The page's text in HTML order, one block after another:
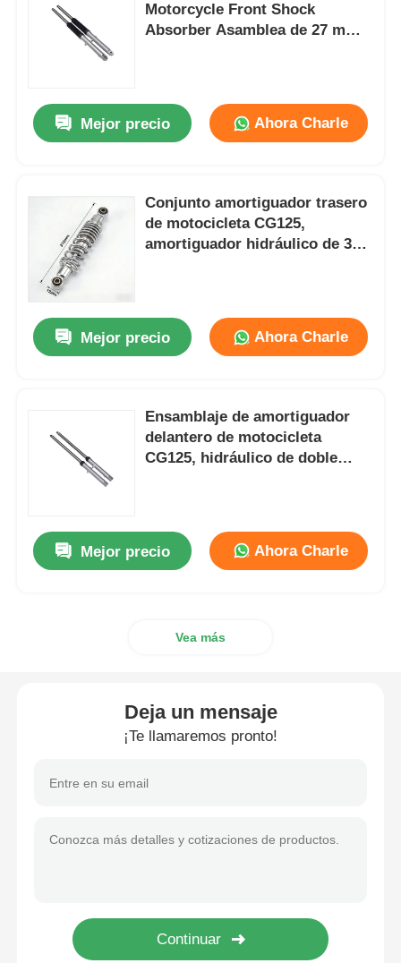
Motorcycle Front Shock
Absorber Asamblea de 27 mm
Mejor precio Ahora Charle
Conjunto amortiguador trasero
de motocicleta CG125,
amortiguador hidráulico de 315
Mejor precio Ahora Charle
Ensamblaje de amortiguador
delantero de motocicleta
CG125, hidráulico de doble
Mejor precio Ahora Charle
Vea más
Deja un mensaje
¡Te llamaremos pronto!